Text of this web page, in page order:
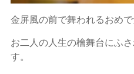
金屏風の前で舞われるおめ
お二人の人生の檜舞台にふ
す。